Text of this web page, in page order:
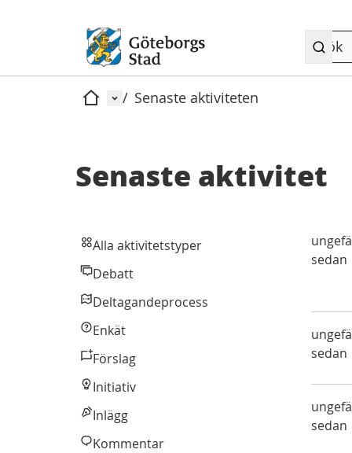
HemMeny
/ Senaste aktiviteten
Senaste aktivitet
Alla aktivitetstyper
Alla aktivitetstyper
Debatt
Debatt
Deltagandeprocess
Deltagandeprocess
EnkätEnkät
Förslag
Förslag
Initiativ
Initiativ
InläggInlägg
Kommentar
Kommentar
sedan
sedan
sedan